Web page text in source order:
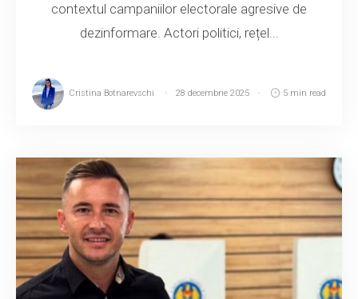
contextul campaniilor electorale agresive de
dezinformare. Actori politici, rețel...
Cristina Botnarevschi 28 decembrie 2025 5 min read